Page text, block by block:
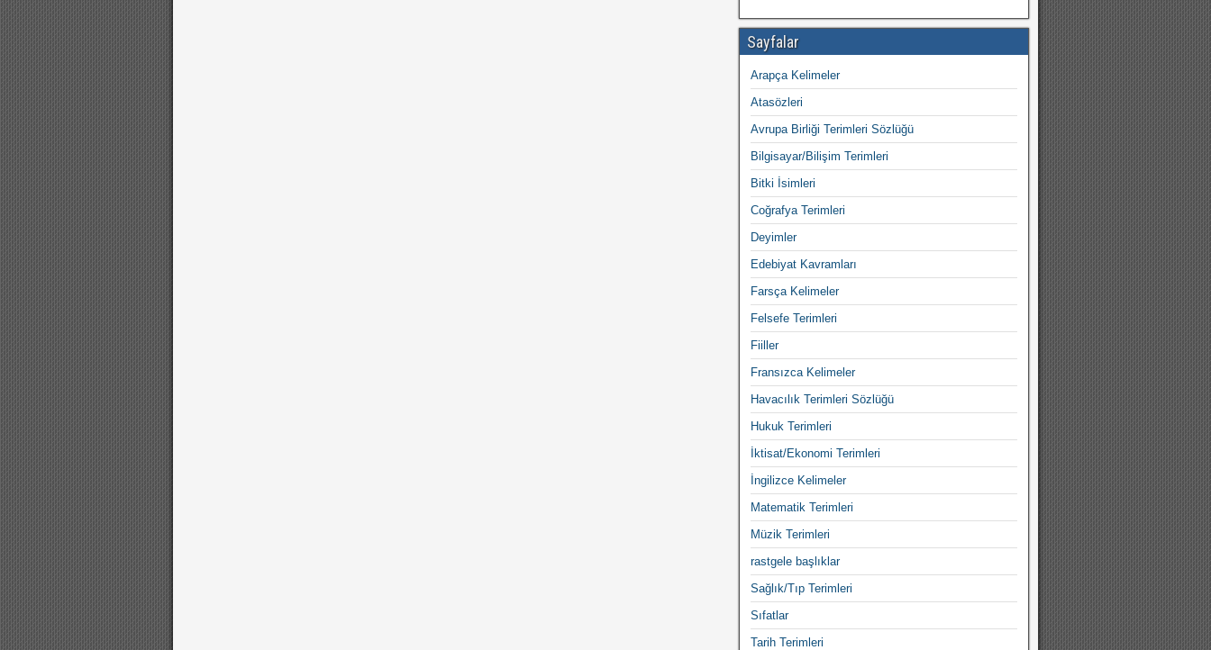
Sayfalar
Arapça Kelimeler
Atasözleri
Avrupa Birliği Terimleri Sözlüğü
Bilgisayar/Bilişim Terimleri
Bitki İsimleri
Coğrafya Terimleri
Deyimler
Edebiyat Kavramları
Farsça Kelimeler
Felsefe Terimleri
Fiiller
Fransızca Kelimeler
Havacılık Terimleri Sözlüğü
Hukuk Terimleri
İktisat/Ekonomi Terimleri
İngilizce Kelimeler
Matematik Terimleri
Müzik Terimleri
rastgele başlıklar
Sağlık/Tıp Terimleri
Sıfatlar
Tarih Terimleri